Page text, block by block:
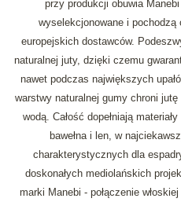
przy produkcji obuwia
wyselekcjonowane i pochodzą
europejskich dostawców.
naturalnej juty, dzięki czemu
nawet podczas największych
warstwy naturalnej gumy chroni
wodą. Całość dopełniają
bawełna i len, w
charakterystycznych dla
doskonałych mediolańskich
marki Manebi - połączenie